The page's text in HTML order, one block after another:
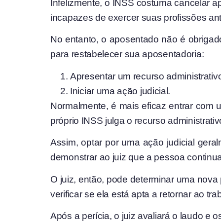
Infelizmente, o INSS costuma cancelar
incapazes de exercer suas profissões
No entanto, o aposentado não é
para restabelecer sua aposentadoria:
Apresentar um recurso
Iniciar uma ação judicial.
Normalmente, é mais eficaz entrar com
próprio INSS julga o recurso
Assim, optar por uma ação judicial
demonstrar ao juiz que a pessoa
O juiz, então, pode determinar uma
verificar se ela está apta a retornar ao
Após a perícia, o juiz avaliará o laudo e